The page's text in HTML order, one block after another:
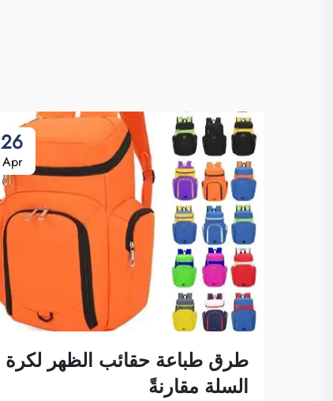
26
Apr
طرق طباعة حقائب الظهر لكرة
السلة مقارنةً